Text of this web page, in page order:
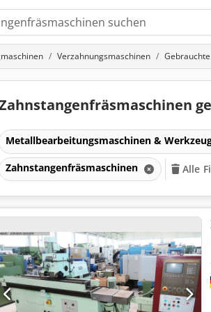
Verzahnungsmaschinen
Metallbearbeitungsmaschinen &
Zahnstangenfräsmaschinen Alle